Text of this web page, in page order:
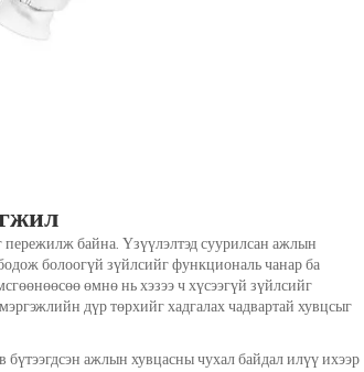
байна. Үзүүлэлтэд суурилсан ажлын
болоогүй зүйлсийг функциональ чанар ба
өмнө нь хэзээ ч хүсээгүй зүйлсийг
дүр төрхийг хадгалах чадвартай хувцсыг
ажлын хувцасны чухал байдал илүү ихээр